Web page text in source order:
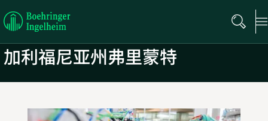
Boehringer
Ingelheim
加利福尼亚州弗里蒙特